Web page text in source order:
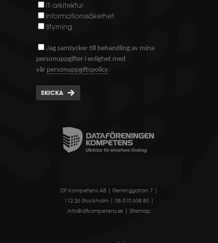
IT-arkitektur
Informationssäkerhet
Styrning
Jag samtycker till behandling av mina
personuppgifter i enlighet med
vår personuppgiftspolicy.
SKICKA
DF Kompetens AB | Fleminggatan 7 |
112 26 Stockholm | 08-510 638 80 |
info@dfkompetens.se| Sitemap